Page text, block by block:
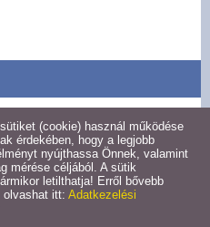
vonatkozó adatok
(cookie) használ működése
érdekében, hogy a legjobb
nyújthassa Önnek, valamint
mérése céljából. A sütik
letilthatja! Erről bővebb
olvashat itt: Adatkezelési